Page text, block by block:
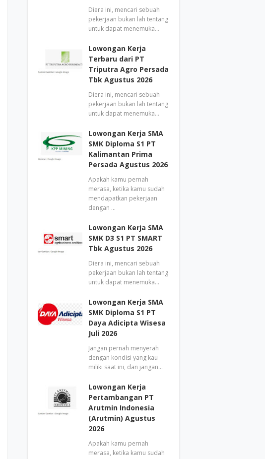
Diera ini, mencari sebuah
pekerjaan bukan lah tentang
untuk dapat menemuka…
Lowongan Kerja
Terbaru dari PT
Triputra Agro Persada
Tbk Agustus 2026
Diera ini, mencari sebuah
pekerjaan bukan lah tentang
untuk dapat menemuka…
Lowongan Kerja SMA
SMK Diploma S1 PT
Kalimantan Prima
Persada Agustus 2026
Apakah kamu pernah
merasa, ketika kamu sudah
mendapatkan pekerjaan
dengan …
Lowongan Kerja SMA
SMK D3 S1 PT SMART
Tbk Agustus 2026
Diera ini, mencari sebuah
pekerjaan bukan lah tentang
untuk dapat menemuka…
Lowongan Kerja SMA
SMK Diploma S1 PT
Daya Adicipta Wisesa
Juli 2026
Jangan pernah menyerah
dengan kondisi yang kau
miliki saat ini, dan jangan…
Lowongan Kerja
Pertambangan PT
Arutmin Indonesia
(Arutmin) Agustus
2026
Apakah kamu pernah
merasa, ketika kamu sudah